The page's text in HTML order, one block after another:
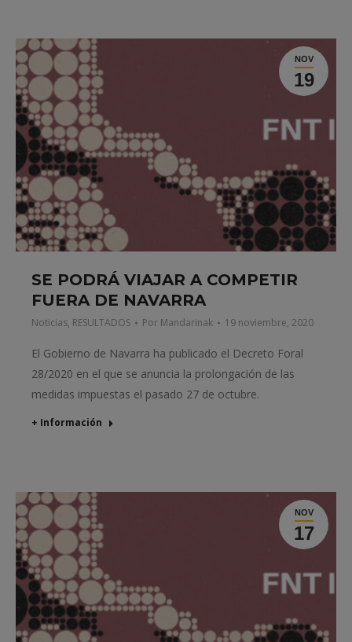
NOV
19
SE PODRÁ VIAJAR A COMPETIR
FUERA DE NAVARRA
Noticias, RESULTADOS Por Mandarinak 19 noviembre, 2020
El Gobierno de Navarra ha publicado el Decreto Foral
28/2020 en el que se anuncia la prolongación de las
medidas impuestas el pasado 27 de octubre.
+ Información
NOV
17